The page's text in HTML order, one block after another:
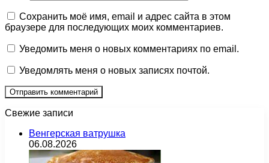
Сохранить моё имя, email и адрес сайта в этом
браузере для последующих моих комментариев.
Уведомить меня о новых комментариях по email.
Уведомлять меня о новых записях почтой.
Свежие записи
Венгерская ватрушка
06.08.2026